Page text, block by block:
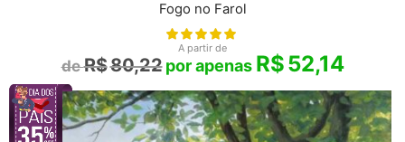
Fogo no Farol
A partir de
R$80,22 R$52,14